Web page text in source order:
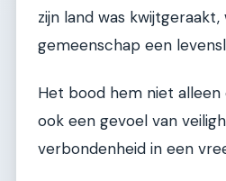
zijn land was kwijtgeraakt,
gemeenschap een
Het bood hem niet alleen
ook een gevoel van
verbondenheid in een